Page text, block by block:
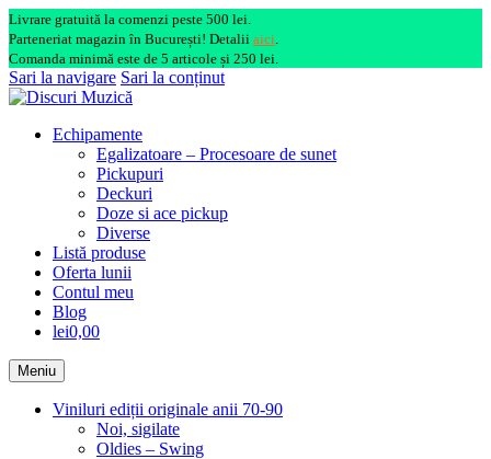
Livrare gratuită la comenzi peste 500 lei.
Parteneriat magazin în București! Detalii aici.
Comanda minimă este de 5 articole și 250 lei.
Sari la navigare Sari la conținut
Echipamente
Egalizatoare – Procesoare de sunet
Pickupuri
Deckuri
Doze si ace pickup
Diverse
Listă produse
Oferta lunii
Contul meu
Blog
lei0,00
Meniu
Viniluri ediții originale anii 70-90
Noi, sigilate
Oldies – Swing